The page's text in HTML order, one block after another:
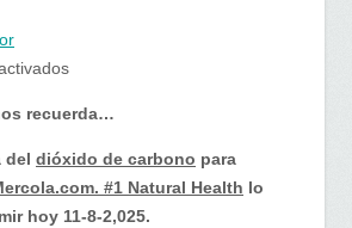
en
Dinkov
nos
recuerda…
recuerda…
del dióxido de carbono para
#1 Natural Health lo
hoy 11-8-2,025.